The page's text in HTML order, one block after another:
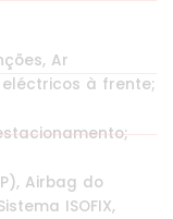
Ar
à frente;
Airbag do
ISOFIX,